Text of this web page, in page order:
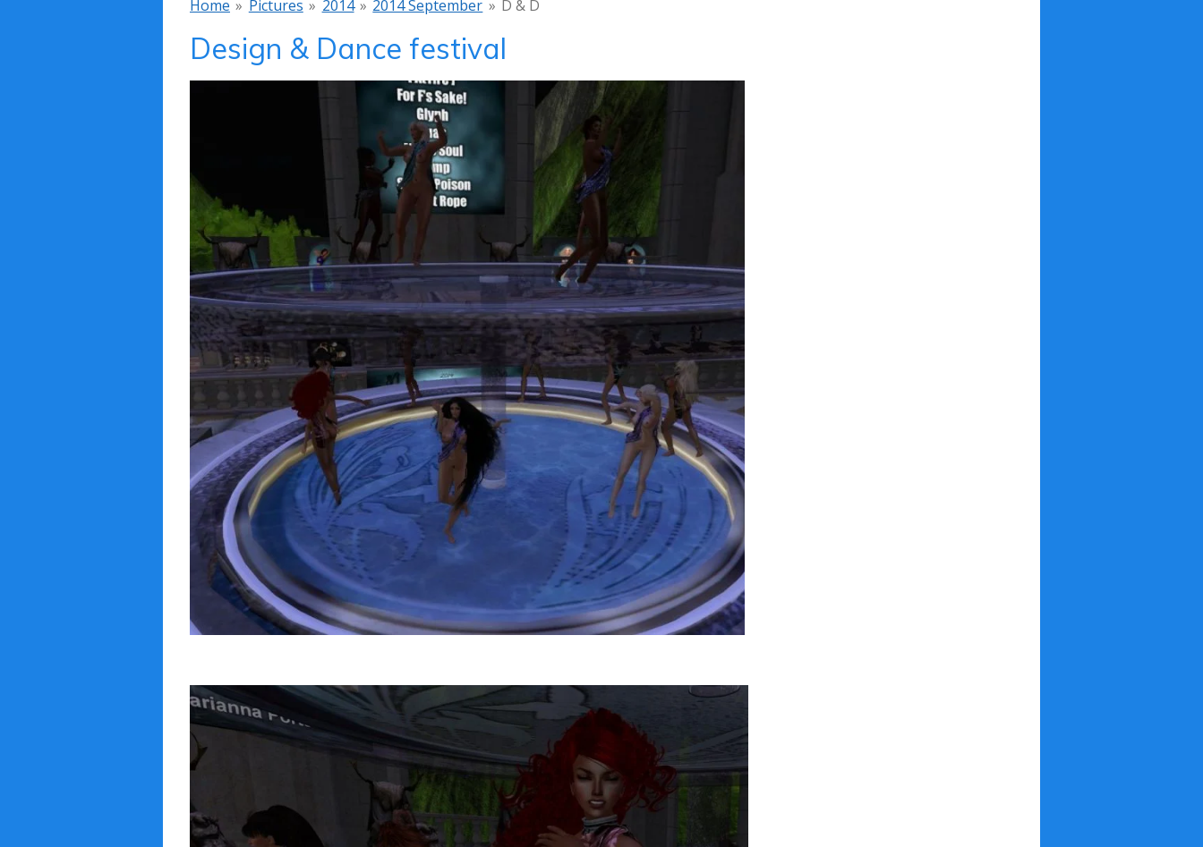
Home » Pictures » 2014 » 2014 September » D & D
Design & Dance festival